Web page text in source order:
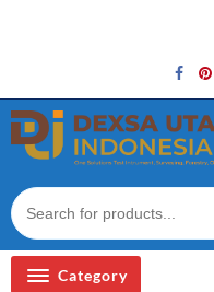
Category